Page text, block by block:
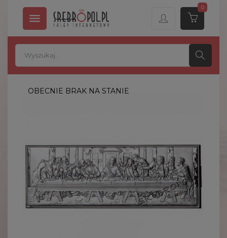

0
OBECNIE BRAK NA STANIE